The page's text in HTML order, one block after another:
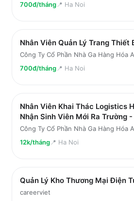
700đ/tháng📍 Ha Noi
Nhân Viên Quản Lý Trang Thiết
Công Ty Cổ Phần Nhà Ga Hàng Hóa
700đ/tháng📍 Ha Noi
Nhân Viên Khai Thác Logistics
Nhận Sinh Viên Mới Ra Trường
Công Ty Cổ Phần Nhà Ga Hàng Hóa
12k/tháng📍 Ha Noi
Quản Lý Kho Thương Mại Điện
careerviet